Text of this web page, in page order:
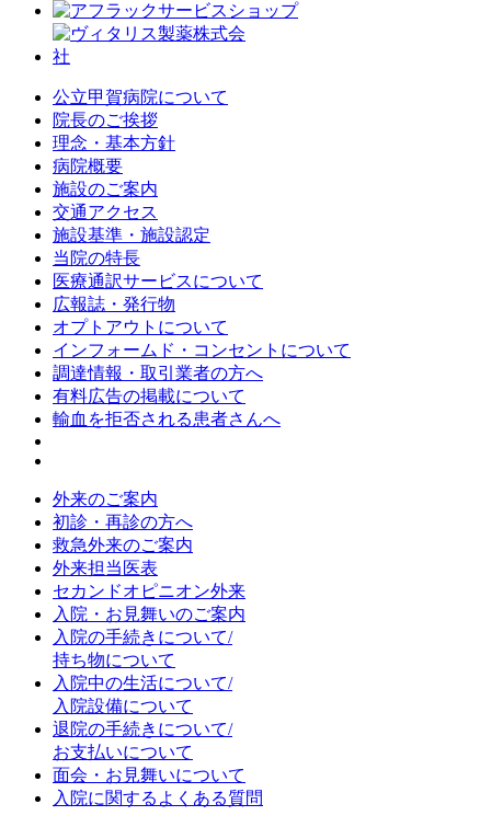
公立甲賀病院について
院長のご挨拶
理念・基本方針
病院概要
施設のご案内
交通アクセス
施設基準・施設認定
当院の特長
医療通訳サービスについて
広報誌・発行物
オプトアウトについて
インフォームド・コンセントについて
調達情報・取引業者の方へ
有料広告の掲載について
輸血を拒否される患者さんへ
外来のご案内
初診・再診の方へ
救急外来のご案内
外来担当医表
セカンドオピニオン外来
入院・お見舞いのご案内
入院の手続きについて/
持ち物について
入院中の生活について/
入院設備について
退院の手続きについて/
お支払いについて
面会・お見舞いについて
入院に関するよくある質問